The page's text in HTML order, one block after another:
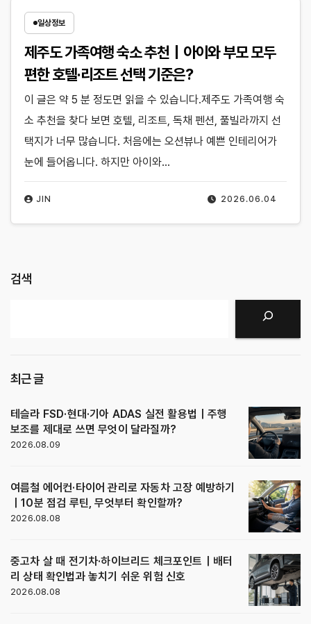
일상정보
제주도 가족여행 숙소 추천｜아이와 부모 모두
편한 호텔·리조트 선택 기준은?
2026.06.04
JIN
이 글은 약 5 분 정도면 읽을 수 있습니다.제주도 가족여행 숙
소 추천을 찾다 보면 호텔, 리조트, 독채 펜션, 풀빌라까지 선
택지가 너무 많습니다. 처음에는 오션뷰나 예쁜 인테리어가
눈에 들어옵니다. 하지만 아이와…
검색
최근 글
테슬라 FSD·현대·기아 ADAS 실전 활용법｜주행
보조를 제대로 쓰면 무엇이 달라질까?
2026.08.09
여름철 에어컨·타이어 관리로 자동차 고장 예방하기
｜10분 점검 루틴, 무엇부터 확인할까?
2026.08.08
중고차 살 때 전기차·하이브리드 체크포인트｜배터
리 상태 확인법과 놓치기 쉬운 위험 신호
2026.08.08